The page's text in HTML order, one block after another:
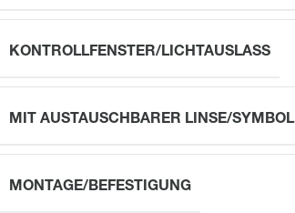
KONTROLLFENSTER/LICHTAUSLASS
MIT AUSTAUSCHBARER LINSE/SYMBOL
MONTAGE/BEFESTIGUNG